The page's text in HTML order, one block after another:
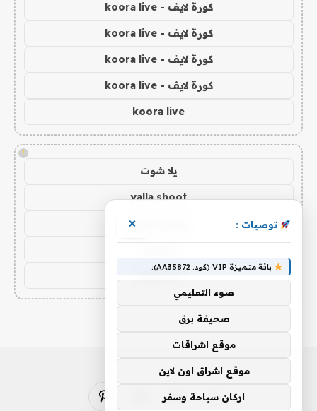
كورة لايف - koora live
كورة لايف - koora live
كورة لايف - koora live
كورة لايف - koora live
koora live
!
يلا شوت
yalla shoot
يلا شوت زون
yalla live
توصيات : ×
باقة متميزة VIP (كود: AA35872):
ضوء التعليمي
صحيفة برق
موقع اشراقات
موقع اشراق اون لاين
اركان سياحة وسفر
فيسبوك X
الانستغرامبينتيريست